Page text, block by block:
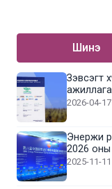
Шинэ
Зэвсэгт
2026-04-17
Энержи
2026 оны
2025-11-11